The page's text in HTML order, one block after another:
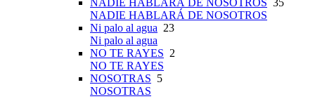
NADIE HABLARÁ DE NOSOTROS 35
NADIE HABLARÁ DE NOSOTROS
Ni palo al agua 23
Ni palo al agua
NO TE RAYES 2
NO TE RAYES
NOSOTRAS 5
NOSOTRAS